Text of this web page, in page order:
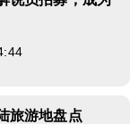
旅游地盘点